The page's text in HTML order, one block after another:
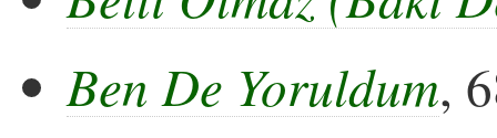
Ben De Yoruldum,